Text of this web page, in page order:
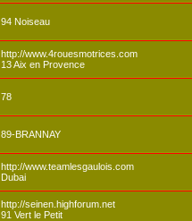
94 Noiseau
http://www.4rouesmotrices.com
13 Aix en Provence
78
89-BRANNAY
http://www.teamlesgaulois.com
Dubai
http://seinen.highforum.net
91 Vert le Petit